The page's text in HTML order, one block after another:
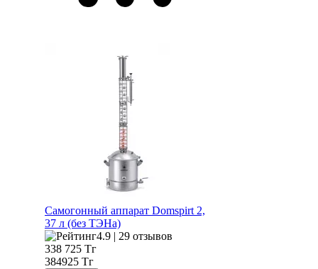
Самогонный аппарат Domspirt 2,
37 л (без ТЭНа)
4.9 | 29 отзывов
338 725 Тг
384925 Тг